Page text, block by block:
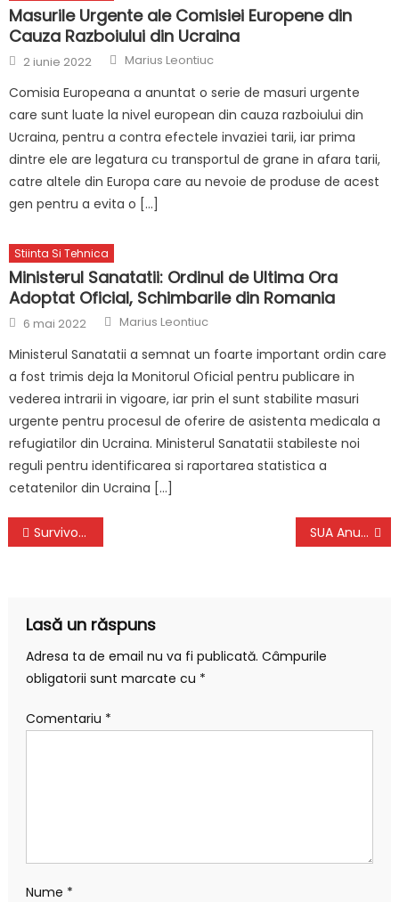
Masurile Urgente ale Comisiei Europene din
Cauza Razboiului din Ucraina
Posted
on
2 iunie 2022 Author
Marius Leontiuc
Comisia Europeana a anuntat o serie de masuri urgente
care sunt luate la nivel european din cauza razboiului din
Ucraina, pentru a contra efectele invaziei tarii, iar prima
dintre ele are legatura cu transportul de grane in afara tarii,
catre altele din Europa care au nevoie de produse de acest
gen pentru a evita o […]
Stiinta Si Tehnica
Ministerul Sanatatii: Ordinul de Ultima Ora
Adoptat Oficial, Schimbarile din Romania
Posted
on
6 mai 2022 Author
Marius Leontiuc
Ministerul Sanatatii a semnat un foarte important ordin care
a fost trimis deja la Monitorul Oficial pentru publicare in
vederea intrarii in vigoare, iar prin el sunt stabilite masuri
urgente pentru procesul de oferire de asistenta medicala a
refugiatilor din Ucraina. Ministerul Sanatatii stabileste noi
reguli pentru identificarea si raportarea statistica a
cetatenilor din Ucraina […]
Navigare
Survivor Romania Anunta Decizia de ULTIMA ORA pentru Triburile Concurentilor SUA Anunta cum si-ar Putea Recupera Ucraina Teritoriile Ocupate de Rusia
Lasă un răspuns
Adresa ta de email nu va fi publicată. Câmpurile
obligatorii sunt marcate cu *
Comentariu *
Nume *